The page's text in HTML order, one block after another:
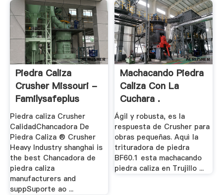
Piedra Caliza
Crusher Missouri -
Familysafeplus
Piedra caliza Crusher
CalidadChancadora De
Piedra Caliza ® Crusher
Heavy Industry shanghai is
the best Chancadora de
piedra caliza
manufacturers and
suppSuporte ao ...
Machacando Piedra
Caliza Con La
Cuchara .
Ágil y robusta, es la
respuesta de Crusher para
obras pequeñas. Aquì la
trituradora de piedra
BF60.1 esta machacando
piedra caliza en Trujillo ...